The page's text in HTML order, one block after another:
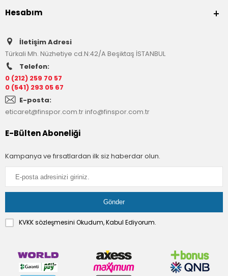
Hesabım
İletişim Adresi
Türkali Mh. Nüzhetiye cd.N:42/A Beşiktaş İSTANBUL
Telefon:
0 (212) 259 70 57
0 (541) 293 05 67
E-posta:
eticaret@finspor.com.trinfo@finspor.com.tr
E-Bülten Aboneliği
Kampanya ve fırsatlardan ilk siz haberdar olun.
KVKK sözleşmesini Okudum, Kabul Ediyorum.